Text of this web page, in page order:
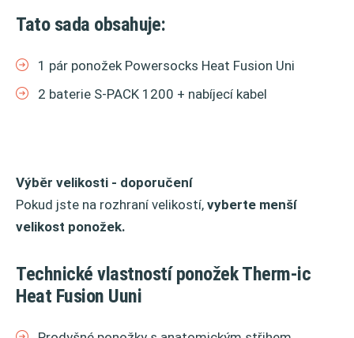
Tato sada obsahuje:
1 pár ponožek Powersocks Heat Fusion Uni
2 baterie S-PACK 1200 + nabíjecí kabel
Výběr velikosti - doporučení
Pokud jste na rozhraní velikostí, vyberte menší
velikost ponožek.
Technické vlastností ponožek Therm-ic
Heat Fusion Uuni